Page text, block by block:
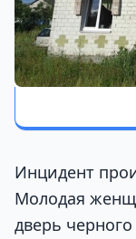
Инцидент
Молодая
дверь